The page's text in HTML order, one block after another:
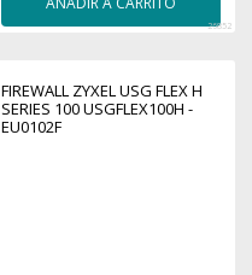
26852
FIREWALL ZYXEL USG FLEX H
SERIES 100 USGFLEX100H -
EU0102F